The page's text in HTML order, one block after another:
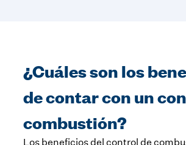
¿Cuáles son los
de contar con un
combustión?
Los beneficios del control de